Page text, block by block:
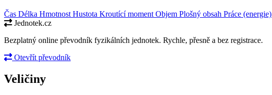
Čas Délka Hmotnost Hustota Kroutící moment Objem Plošný obsah Práce (energie)
Jednotek.cz
Bezplatný online převodník fyzikálních jednotek. Rychle, přesně a bez registrace.
Otevřít převodník
Veličiny